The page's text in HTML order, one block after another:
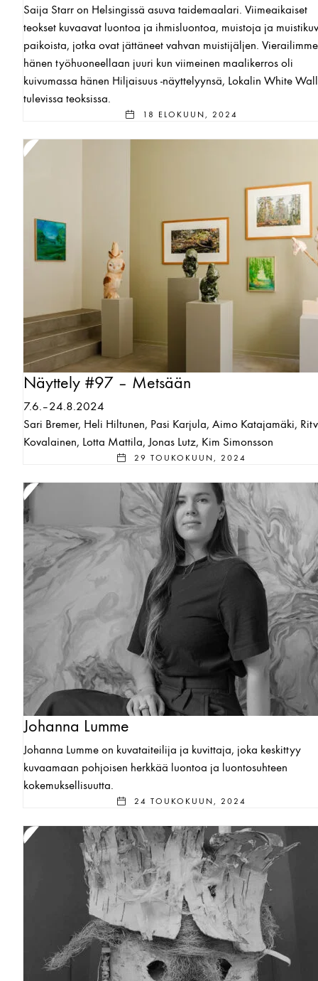
Saija Starr on Helsingissä asuva taidemaalari. Viimeaikaiset
teokset kuvaavat luontoa ja ihmisluontoa, muistoja ja
paikoista, jotka ovat jättäneet vahvan muistijäljen. Vierailimme
hänen työhuoneellaan juuri kun viimeinen maalikerros oli
kuivumassa hänen Hiljaisuus -näyttelyynsä, Lokalin White
tulevissa teoksissa.
18 ELOKUUN, 2024
Näyttely #97 – Metsään
7.6.–24.8.2024
Sari Bremer, Heli Hiltunen, Pasi Karjula, Aimo Katajamäki,
Kovalainen, Lotta Mattila, Jonas Lutz, Kim Simonsson
29 TOUKOKUUN, 2024
Johanna Lumme
Johanna Lumme on kuvataiteilija ja kuvittaja, joka keskittyy
kuvaamaan pohjoisen herkkää luontoa ja luontosuhteen
kokemuksellisuutta.
24 TOUKOKUUN, 2024